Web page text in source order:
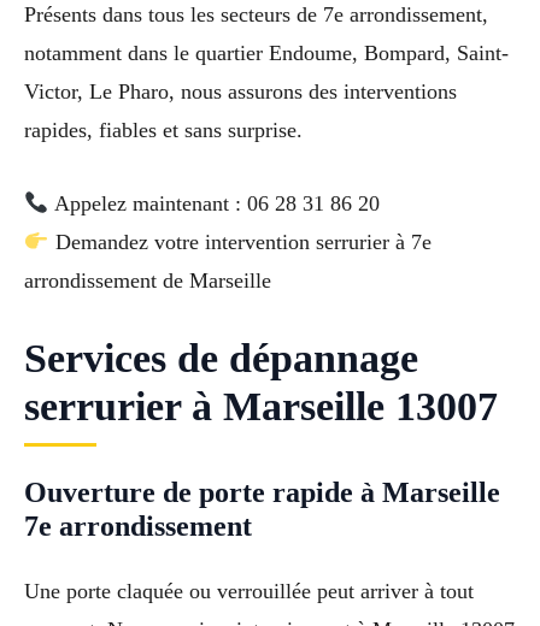
Présents dans tous les secteurs de 7e arrondissement,
notamment dans le quartier Endoume, Bompard, Saint-
Victor, Le Pharo, nous assurons des interventions
rapides, fiables et sans surprise.
Appelez maintenant : 06 28 31 86 20
Demandez votre intervention serrurier à 7e
arrondissement de Marseille
Services de dépannage
serrurier à Marseille 13007
Ouverture de porte rapide à Marseille
7e arrondissement
Une porte claquée ou verrouillée peut arriver à tout